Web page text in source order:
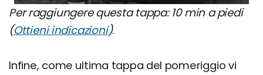
Per raggiungere questa tappa: 10 min a piedi
(Ottieni indicazioni).
Infine, come ultima tappa del pomeriggio vi